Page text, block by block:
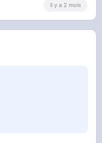
il y a 2 mois